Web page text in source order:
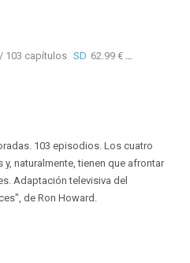
103 capítulos SD 62.99 €
103 episodios. Los cuatro
y, naturalmente, tienen que afrontar
Adaptación televisiva del
de Ron Howard.